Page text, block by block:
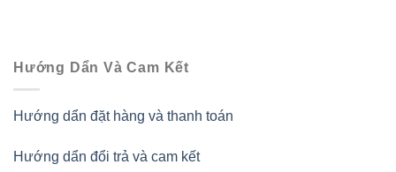
Hướng Dẩn Và Cam Kết
Hướng dẩn đặt hàng và thanh toán
Hướng dẩn đổi trả và cam kết